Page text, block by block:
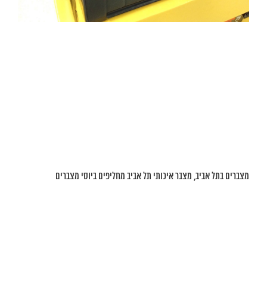
מצברים בתל אביב, מצבר איכותי תל אביב מחליפים ביוסי מצברים